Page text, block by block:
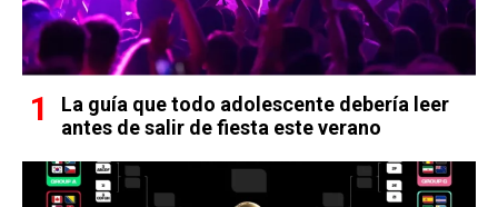
La guía que todo adolescente debería leer
antes de salir de fiesta este verano